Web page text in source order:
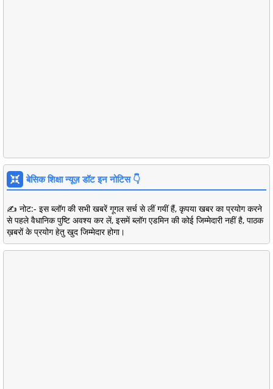
बेसिक शिक्षा न्यूज़ डॉट इन नोटिस 👇
✍️ नोट:- इस ब्लॉग की सभी खबरें गूगल सर्च से लीं गयीं हैं, कृपया खबर का प्रयोग करने
से पहले वैधानिक पुष्टि अवश्य कर लें, इसमें ब्लॉग एडमिन की कोई जिम्मेदारी नहीं है, पाठक
ख़बरों के प्रयोग हेतु खुद जिम्मेदार होगा।